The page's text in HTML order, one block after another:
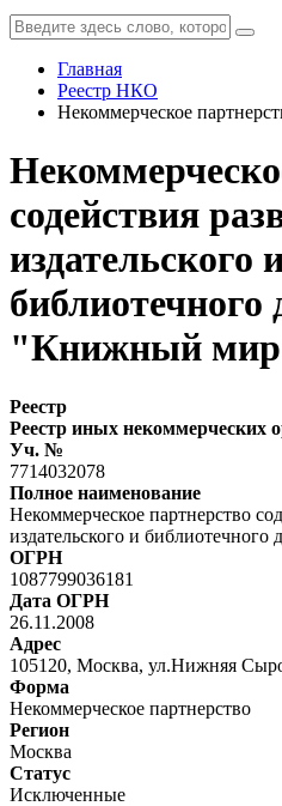
Главная
Реестр НКО
Некоммерческое
содействия
издательского
библиотечного
"Книжный
Реестр
Реестр иных некоммерческих
Уч. №
7714032078
Полное наименование
Некоммерческое партнерство
издательского и
ОГРН
1087799036181
Дата ОГРН
26.11.2008
Адрес
105120, Москва, ул.Нижняя
Форма
Некоммерческое партнерство
Регион
Москва
Статус
Исключенные